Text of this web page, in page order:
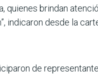
brindan
indicaron desde la
de